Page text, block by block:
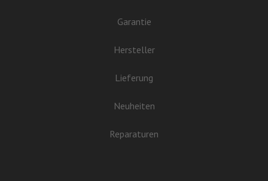
Garantie
Hersteller
Lieferung
Neuheiten
Reparaturen